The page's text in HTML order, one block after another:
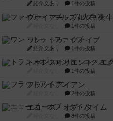
紹介文あり 1件の投稿
ファイアー・ブルズ / 火
1件の投稿
ワン・トゥ・ファイブ
紹介文あり 1件の投稿
トランスオリエント・エ
1件の投稿
フラットアイアン
2件の投稿
エコーズ・オブ・タイム
8件の投稿